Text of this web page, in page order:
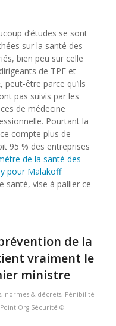
d’études se sont
sur la santé des
bien peu sur celle
de TPE et
peut-être parce qu’ils
pas suivis par les
de médecine
Pourtant la
compte plus de
95 % des entreprises
de la santé des
pour Malakoff
santé, vise à pallier ce
de la
vraiment le
ministre
normes & décrets, Pénibilité
Org Sécurité ©